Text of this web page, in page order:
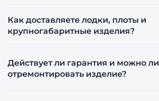
Как доставляете лодки, плоты и
крупногабаритные изделия?
Действует ли гарантия и можно ли
отремонтировать изделие?